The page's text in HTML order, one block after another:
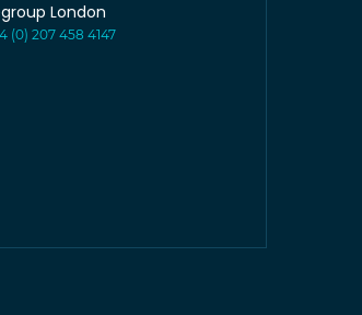
London
(0) 207 458 4147